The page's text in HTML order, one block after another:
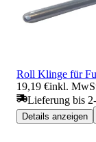
Roll Klinge für
19,19 €inkl.
Lieferung bis
Details anzeigen